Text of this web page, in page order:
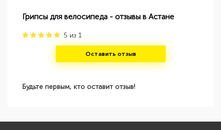
Грипсы для велосипеда - отзывы в Астане
5 из 1
Оставить отзыв
Будьте первым, кто оставит отзыв!